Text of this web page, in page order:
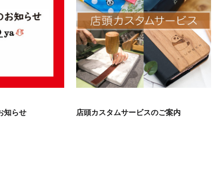
知らせ 店頭カスタムサービスのご案内